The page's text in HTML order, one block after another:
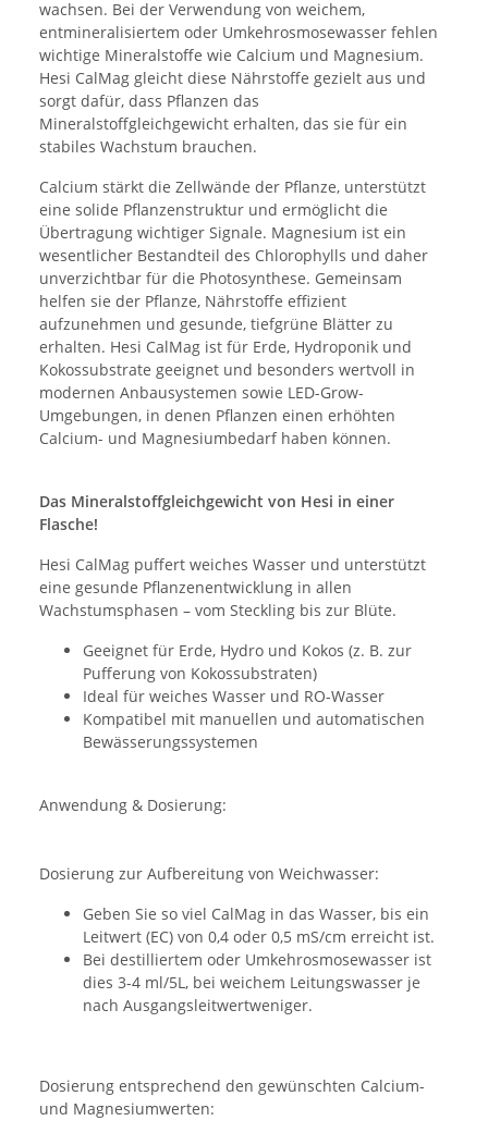
wachsen. Bei der Verwendung von weichem,
entmineralisiertem oder Umkehrosmosewasser fehlen
wichtige Mineralstoffe wie Calcium und Magnesium.
Hesi CalMag gleicht diese Nährstoffe gezielt aus und
sorgt dafür, dass Pflanzen das
Mineralstoffgleichgewicht erhalten, das sie für ein
stabiles Wachstum brauchen.
Calcium stärkt die Zellwände der Pflanze, unterstützt
eine solide Pflanzenstruktur und ermöglicht die
Übertragung wichtiger Signale. Magnesium ist ein
wesentlicher Bestandteil des Chlorophylls und daher
unverzichtbar für die Photosynthese. Gemeinsam
helfen sie der Pflanze, Nährstoffe effizient
aufzunehmen und gesunde, tiefgrüne Blätter zu
erhalten. Hesi CalMag ist für Erde, Hydroponik und
Kokossubstrate geeignet und besonders wertvoll in
modernen Anbausystemen sowie LED-Grow-
Umgebungen, in denen Pflanzen einen erhöhten
Calcium- und Magnesiumbedarf haben können.
Das Mineralstoffgleichgewicht von Hesi in einer
Flasche!
Hesi CalMag puffert weiches Wasser und unterstützt
eine gesunde Pflanzenentwicklung in allen
Wachstumsphasen – vom Steckling bis zur Blüte.
Geeignet für Erde, Hydro und Kokos (z. B. zur
Pufferung von Kokossubstraten)
Ideal für weiches Wasser und RO-Wasser
Kompatibel mit manuellen und automatischen
Bewässerungssystemen
Anwendung & Dosierung:
Dosierung zur Aufbereitung von Weichwasser:
Geben Sie so viel CalMag in das Wasser, bis ein
Leitwert (EC) von 0,4 oder 0,5 mS/cm erreicht ist.
Bei destilliertem oder Umkehrosmosewasser ist
dies 3-4 ml/5L, bei weichem Leitungswasser je
nach Ausgangsleitwertweniger.
Dosierung entsprechend den gewünschten Calcium-
und Magnesiumwerten: